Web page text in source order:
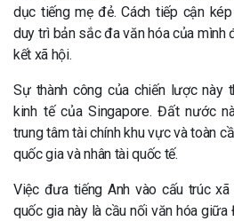
dục tiếng mẹ đẻ. Cách tiếp cận
duy trì bản sắc đa văn hóa của
kết xã hội.
Sự thành công của chiến lược này
kinh tế của Singapore. Đất nước
trung tâm tài chính khu vực và toàn
quốc gia và nhân tài quốc tế.
Việc đưa tiếng Anh vào cấu trúc
quốc gia này là cầu nối văn hóa giữa